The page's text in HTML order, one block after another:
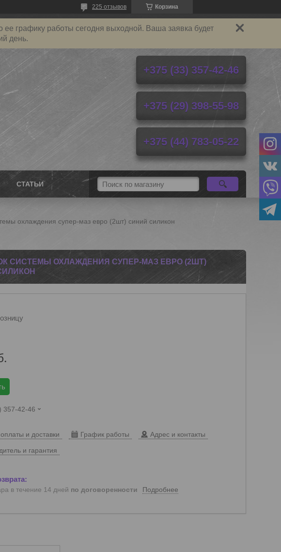
Корзина
225 отзывов
графику работы сегодня выходной. Ваша заявка будет
день.
+375 (33) 357-42-46
+375 (29) 398-55-98
+375 (44) 783-05-22
СТАТЬИ
охлаждения супер-маз евро (2шт) синий силикон
СИСТЕМЫ ОХЛАЖДЕНИЯ СУПЕР-МАЗ ЕВРО (2ШТ)
357-42-46
и доставки График работы Адрес и контакты
и гарантия
в течение 14 дней по договоренности Подробнее